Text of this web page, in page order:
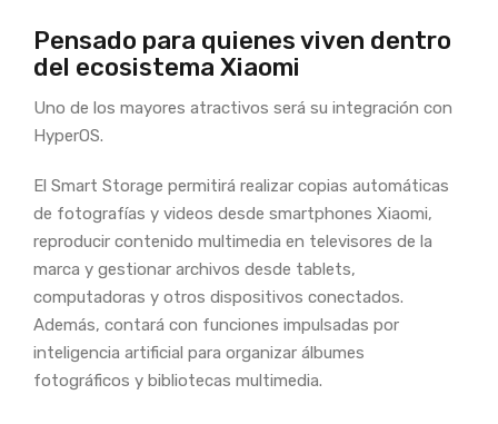
Pensado para quienes viven dentro
del ecosistema Xiaomi
Uno de los mayores atractivos será su integración con
HyperOS.
El Smart Storage permitirá realizar copias automáticas
de fotografías y videos desde smartphones Xiaomi,
reproducir contenido multimedia en televisores de la
marca y gestionar archivos desde tablets,
computadoras y otros dispositivos conectados.
Además, contará con funciones impulsadas por
inteligencia artificial para organizar álbumes
fotográficos y bibliotecas multimedia.